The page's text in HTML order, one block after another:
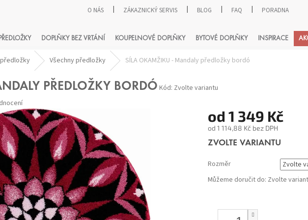
O NÁS ZÁKAZNICKÝ SERVIS BLOG FAQ PORADNA
HLEDAT
DOPLŇKY BEZ VRTÁNÍ KOUPELNOVÉ DOPLŇKY BYTOVÉ DOPLŇKY INSPIRACE
Všechny předložky SÍLA OKAMŽIKU - Mandaly předložky bordó
PŘEDLOŽKY BORDÓ Kód: Zvolte variantu
od 1 349 Kč
od 1 114,88 Kč bez DPH
Měrná
ZVOLTE VARIANTU
Rozměr
Můžeme doručit do: Zvolte